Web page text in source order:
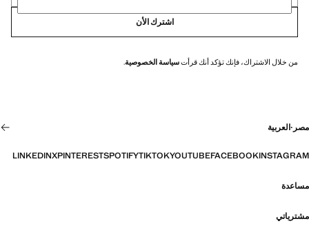
اشترك الأن
من خلال الاشتراك، فإنك تؤكد أنك قرأتسياسة الخصوصية.
مصر ·العربية
INSTAGRAM
FACEBOOK
YOUTUBE
TIKTOK
SPOTIFY
PINTEREST
X
LINKEDIN
مساعدة
مشترياتي